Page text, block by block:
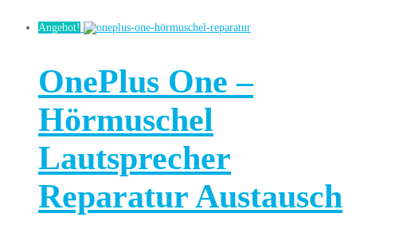
Angebot!
OnePlus One –
Hörmuschel
Lautsprecher
Reparatur Austausch